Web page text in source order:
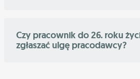
Czy pracownik do 26. roku
zgłaszać ulgę pracodawcy?